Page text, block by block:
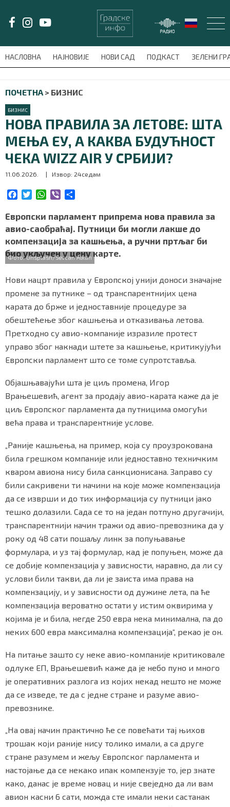
НАСЛОВНА НАЈНОВИЈЕ НОВИ САД ПОДКАСТ ЗЕЛЕНИ
meni'); $this_item = current( wp_filter_object_list(
ПОЧЕТНА > БИЗНИС
БИЗНИС
НОВА ПРАВИЛА ЗА ЛЕТОВЕ: ШТА
МЕЊА ЕУ, А КАКВА БУДУЋНОСТ
ЧЕКА WIZZ AIR У СРБИЈИ?
11.06.2026. | Извор: 24седам
c
e
b
o
o
k
i
t
t
e
r
W
a
t
s
A
p
p
b
e
r
a
r
e
Европски парламент припрема нова правила за
авио-саобраћај. Путници би могли лакше до
компензација за кашњења, а ручни пртљаг би
био укључен у цену карте.
Фото: Unsplash/Sevcan Alkan
Нови нацрт правила у Европској унији доноси значајне
промене за путнике – од транспарентнијих цена
карата до брже и једноставније процедуре за
обештећење због кашњења и отказивања летова.
Претходно су авио-компаније изразиле протест
управо због накнади штете за кашњење, критикујући
Европски парламент што се томе супротставља.
Објашњавајући шта је циљ промена, Игор
Врањешевић, агент за продају авио-карата каже да је
циљ Европског парламента да путницима омогући
већа права и транспарентније услове.
„Раније кашњења, на пример, која су проузрокована
била грешком компаније или једноставно техничким
кваром авиона нису била санкционисана. Заправо су
били сакривени ти начини на које може компензација
да се изврши и до тих информација су путници јако
тешко долазили. Сада се то на један потпуно другачији,
транспарентнији начин тражи од авио-превозника да у
року од 48 сати пошаљу линк за попуњавање
формулара, и уз тај формулар, кад је попуњен, може да
се добије компензација у зависности, наравно, да ли су
услови били такви, да ли је заиста има права на
компензацију, и у зависности од дужине лета, па ће
компензација вероватно остати у истим оквирима у
којима је и била, негде 250 евра нека минимална, па до
неких 600 евра максимална компензација“, рекао је он.
На питање зашто су неке авио-компаније критиковале
одлуке ЕП, Врањешевић каже да је небо пуно и много
је оперативних разлога из којих некад нешто не може
да се изведе, те да с једне стране и разуме авио-
превознике.
„На овај начин практично ће се повећати тај њихов
трошак који раније нису толико имали, а са друге
стране разумем и жељу Европског парламента и
настојање да се некако ипак компензује то, јер знате
како, данас је време новац и није свеједно да ли вам
авион касни 6 сати, можда сте имали неки састанак
LAT/ЋИР
НАСЛОВНА
НАЈНОВИЈЕ
НОВИ САД
ПОДКАСТ
ЗЕЛЕНИ ГРАД
ВИДЕО
СПЕЦИЈАЛИ
БЛОГ
СРБИЈА
СВЕТ
ЖИВОТ И СТИЛ
БИЗНИС
redakcija@gradskeinfo.rs
ПРАТИТЕ НАС
Маркетинг|Услови коришћења| Политика
ПРЕУЗМИТЕ НАШУ АПЛИКАЦИЈУ